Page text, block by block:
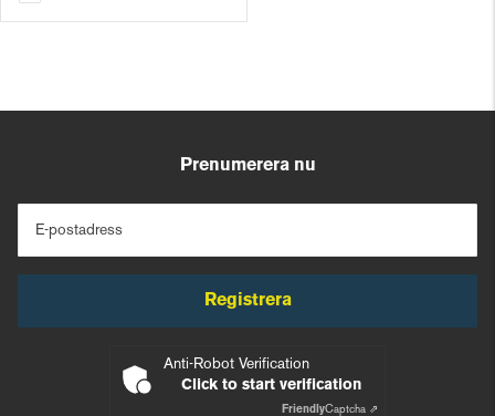
Prenumerera nu
E-postadress
Registrera
Anti-Robot Verification
Click to start verification
FriendlyCaptcha ⇗